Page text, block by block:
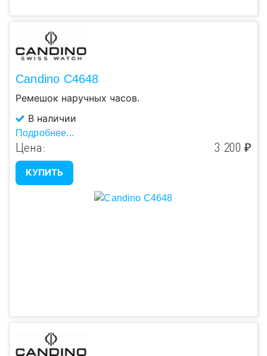
Candino C4648
Ремешок наручных часов.
В наличии
Подробнее...
Цена: 3 200 ₽
КУПИТЬ